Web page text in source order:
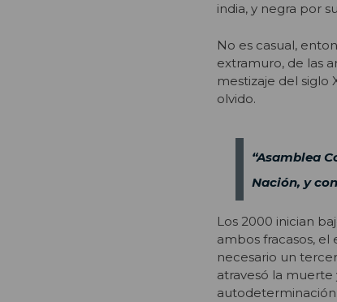
india, y negra por
No es casual,
extramuro, de las
mestizaje del
olvido.
“Asamblea
Nación, y
Los 2000 inician
ambos fracasos, el
necesario un
atravesó la